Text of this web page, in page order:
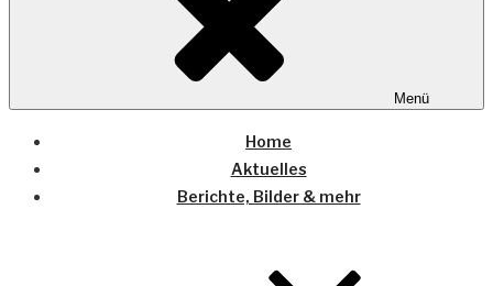
Menü
Home
Aktuelles
Berichte, Bilder & mehr